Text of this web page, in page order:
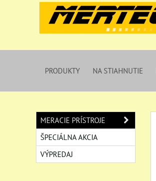
PRODUKTY NA STIAHNUTIE
MERACIE PRÍSTROJE
ŠPECIÁLNA AKCIA
VÝPREDAJ